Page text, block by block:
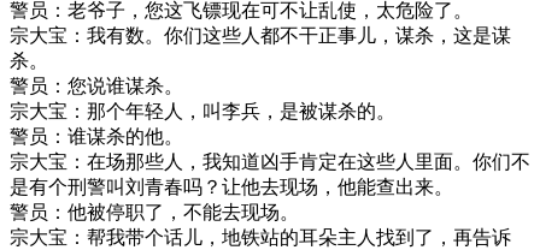
警员：老爷子，您这飞镖现在可不让乱使，太危险了。
宗大宝：我有数。你们这些人都不干正事儿，谋杀，这是谋
杀。
警员：您说谁谋杀。
宗大宝：那个年轻人，叫李兵，是被谋杀的。
警员：谁谋杀的他。
宗大宝：在场那些人，我知道凶手肯定在这些人里面。你们不
是有个刑警叫刘青春吗？让他去现场，他能查出来。
警员：他被停职了，不能去现场。
宗大宝：帮我带个话儿，地铁站的耳朵主人找到了，再告诉